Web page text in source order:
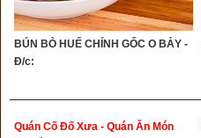
BÚN BÒ HUẾ CHÍNH GỐC O BẢY -
Đ/c:
Quán Cố Đố Xưa - Quán Ăn Món